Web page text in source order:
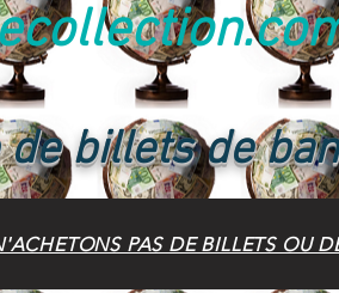
billets de
PAS DE BILLETS OU